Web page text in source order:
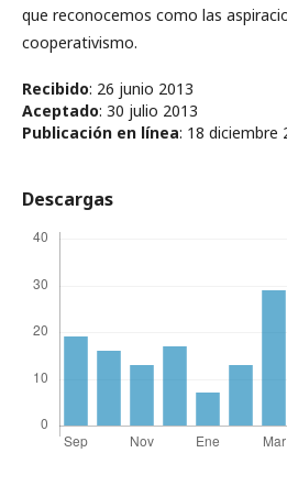
que reconocemos como las
cooperativismo.
Recibido: 26 junio 2013
Aceptado: 30 julio 2013
Publicación en línea: 18 diciembre
Descargas